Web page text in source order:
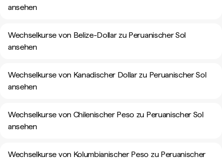
ansehen
Wechselkurse von Belize-Dollar zu Peruanischer Sol
ansehen
Wechselkurse von Kanadischer Dollar zu Peruanischer Sol
ansehen
Wechselkurse von Chilenischer Peso zu Peruanischer Sol
ansehen
Wechselkurse von Kolumbianischer Peso zu Peruanischer